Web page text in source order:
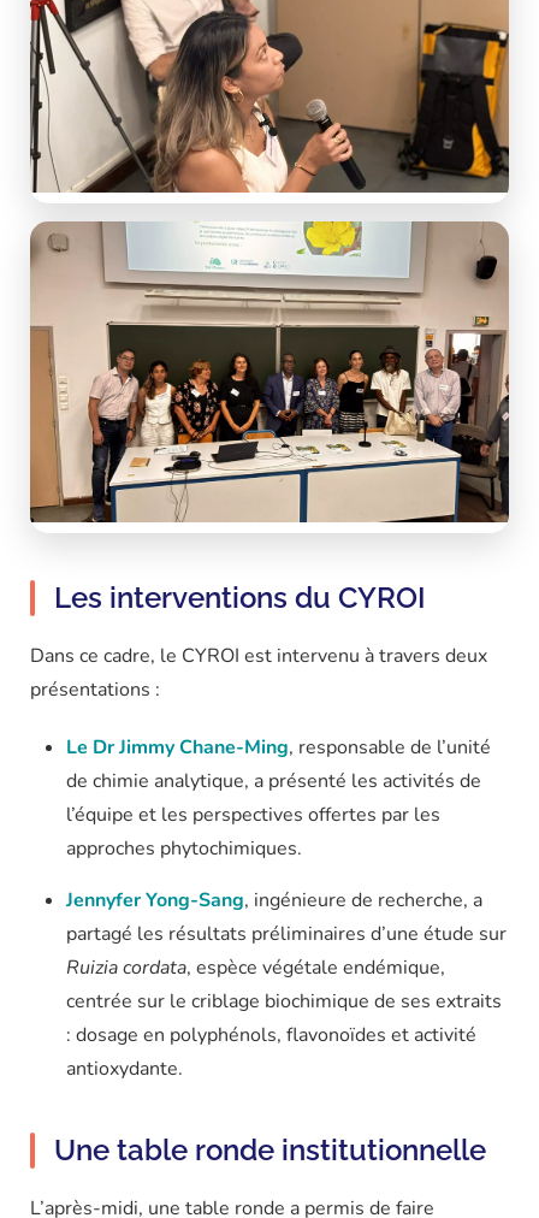
Les interventions du CYROI
Dans ce cadre, le CYROI est intervenu à travers deux
présentations :
Le Dr Jimmy Chane-Ming, responsable de l’unité
de chimie analytique, a présenté les activités de
l’équipe et les perspectives offertes par les
approches phytochimiques.
Jennyfer Yong-Sang, ingénieure de recherche, a
partagé les résultats préliminaires d’une étude sur
Ruizia cordata, espèce végétale endémique,
centrée sur le criblage biochimique de ses extraits
: dosage en polyphénols, flavonoïdes et activité
antioxydante.
Une table ronde institutionnelle
L’après-midi, une table ronde a permis de faire